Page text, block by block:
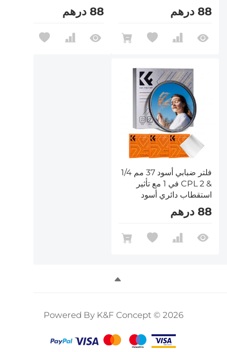
الطبقات من سلسلة
88 درهم
18 طبقة متعددة الطبقات
من سلسلة Nano-Klear
88 درهم
فلتر ضبابي أسود 37 مم 1/4
& CPL 2 في 1 مع تأثير
استقطاب دائري أسود
الطبقات من سلسلة
88 درهم
Powered By K&F Concept © 2026